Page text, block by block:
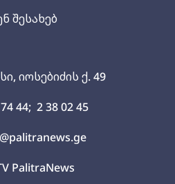
იოსებიძის ქ. 49
44; 2 38 02 45
PalitraNews
შესახებ